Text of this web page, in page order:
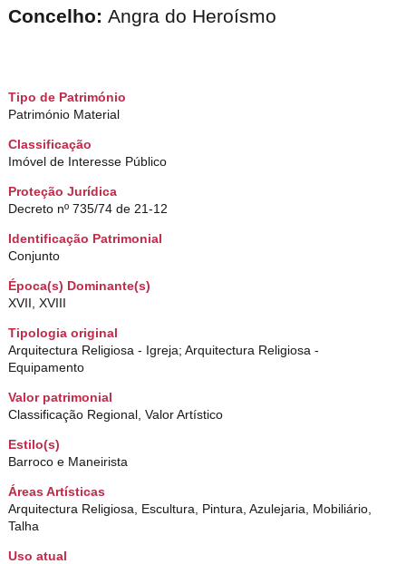
Concelho:Angra do Heroísmo
Tipo de Património
Património Material
Classificação
Imóvel de Interesse Público
Proteção Jurídica
Decreto nº 735/74 de 21-12
Identificação Patrimonial
Conjunto
Época(s) Dominante(s)
XVII, XVIII
Tipologia original
Arquitectura Religiosa - Igreja; Arquitectura Religiosa -
Equipamento
Valor patrimonial
Classificação Regional, Valor Artístico
Estilo(s)
Barroco e Maneirista
Áreas Artísticas
Arquitectura Religiosa, Escultura, Pintura, Azulejaria, Mobiliário,
Talha
Uso atual